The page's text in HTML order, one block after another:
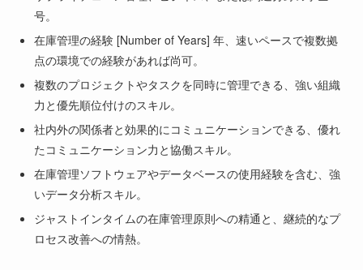
号。
在庫管理の経験 [Number of Years] 年、速いペースで複数拠
点の環境での経験があれば尚可。
複数のプロジェクトやタスクを同時に管理できる、強い組織
力と優先順位付けのスキル。
社内外の関係者と効果的にコミュニケーションできる、優れ
たコミュニケーション力と協働スキル。
在庫管理ソフトウェアやデータベースの使用経験を含む、強
いデータ分析スキル。
ジャストインタイムの在庫管理原則への精通と、継続的なプ
ロセス改善への情熱。